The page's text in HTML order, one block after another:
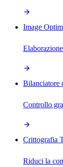
Image
Bilanciatore
Controllo
Crittografia
Riduci la